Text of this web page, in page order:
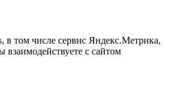
в том числе сервис Яндекс.Метрика,
взаимодействуете с сайтом